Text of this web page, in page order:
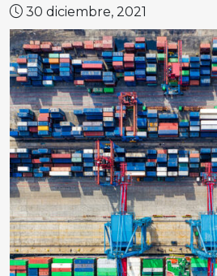
30 diciembre, 2021